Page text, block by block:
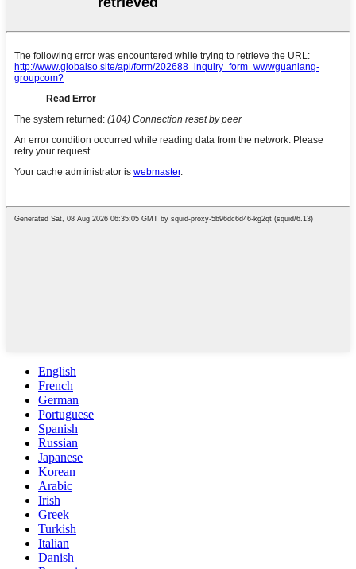
English
French
German
Portuguese
Spanish
Russian
Japanese
Korean
Arabic
Irish
Greek
Turkish
Italian
Danish